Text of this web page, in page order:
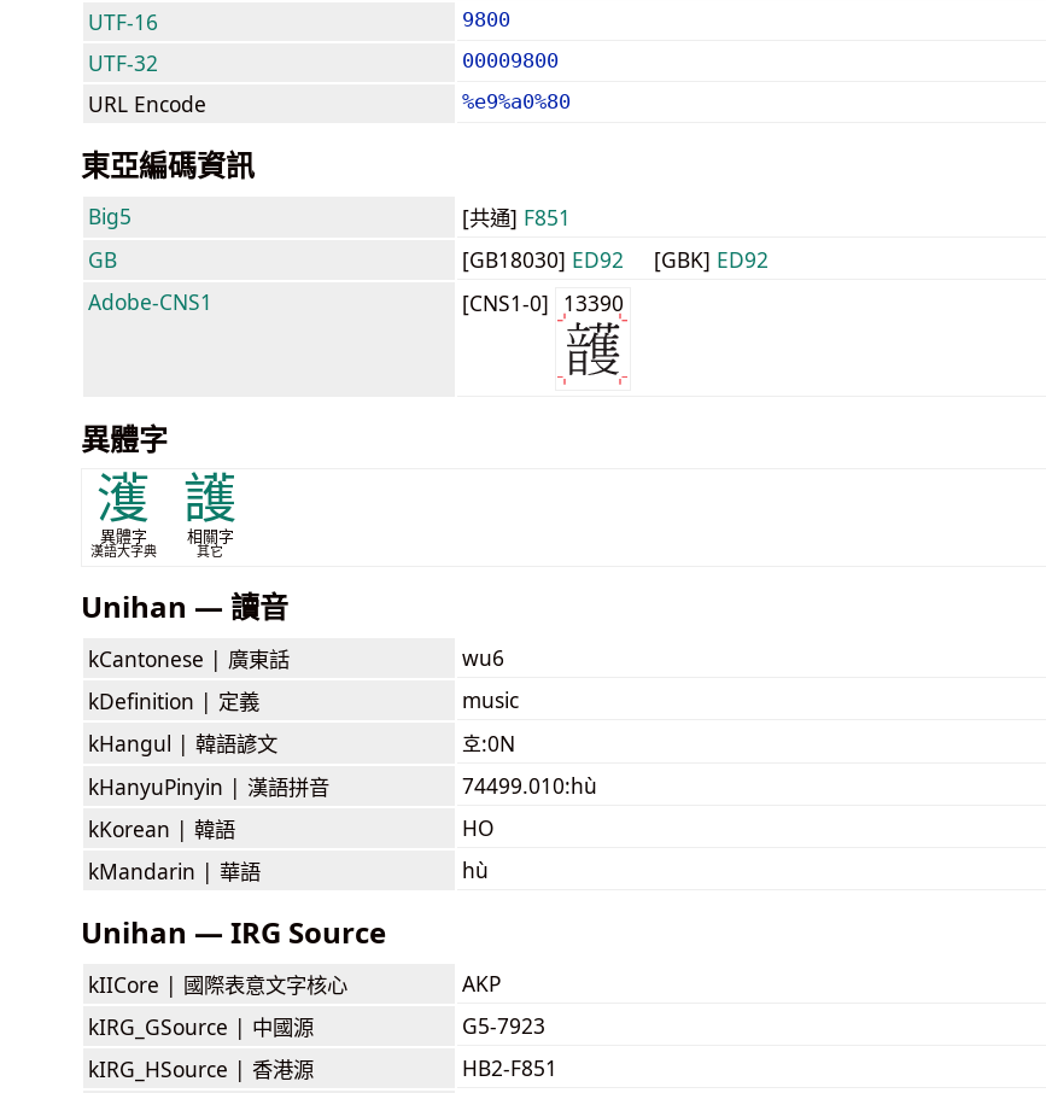
UTF-16 9800
UTF-32 00009800
URL Encode %e9%a0%80
東亞編碼資訊
Big5 [共通] F851
GB
[GB18030] ED92 [GBK] ED92
Adobe-CNS1
[CNS1-0] 13390
異體字
濩
異體字
漢語大字典
護
相關字
其它
Unihan — 讀音
kCantonese | 廣東話
wu6
kDefinition | 定義
music
kHangul | 韓語諺文
호:0N
kHanyuPinyin | 漢語拼音
74499.010:hù
kKorean | 韓語
HO
kMandarin | 華語 hù
Unihan — IRG Source
kIICore | 國際表意文字核心
AKP
kIRG_GSource | 中國源
G5-7923
kIRG_HSource | 香港源
HB2-F851